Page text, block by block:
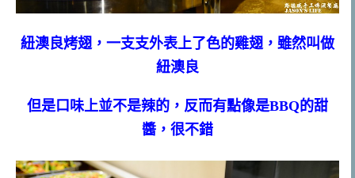
紐澳良烤翅，一支支外表上了色的雞翅，雖然叫做
紐澳良
但是口味上並不是辣的，反而有點像是BBQ的甜
醬，很不錯